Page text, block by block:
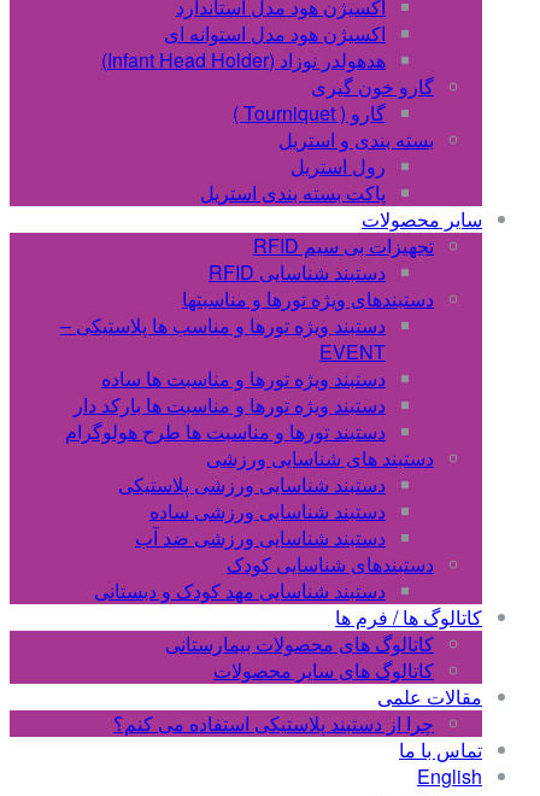
اکسیژن هود مدل استاندارد
اکسیژن هود مدل استوانه ای
هدهولدر نوزاد (Infant Head Holder)
گارو خون گیری
گارو ( Tourniquet )
بسته بندی و استریل
رول استریل
پاکت بسته بندی استریل
سایر محصولات
تجهیزات بی سیم RFID
دستبند شناسایی RFID
دستبندهای ویژه تورها و مناسبتها
دستبند ویژه تورها و مناسب ها پلاستیکی –
EVENT
دستبند ویژه تورها و مناسبت ها ساده
دستبند ویژه تورها و مناسبت ها بارکد دار
دستبند تورها و مناسبت ها طرح هولوگرام
دستبند های شناسایی ورزشی
دستبند شناسایی ورزشی پلاستیکی
دستبند شناسایی ورزشی ساده
دستبند شناسایی ورزشی ضد آب
دستبندهای شناسایی کودک
دستبند شناسایی مهد کودک و دبستانی
کاتالوگ ها / فرم ها
کاتالوگ های محصولات بیمارستانی
کاتالوگ های سایر محصولات
مقالات علمی
چرا از دستبند پلاستیکی استفاده می کنم؟
تماس با ما
English